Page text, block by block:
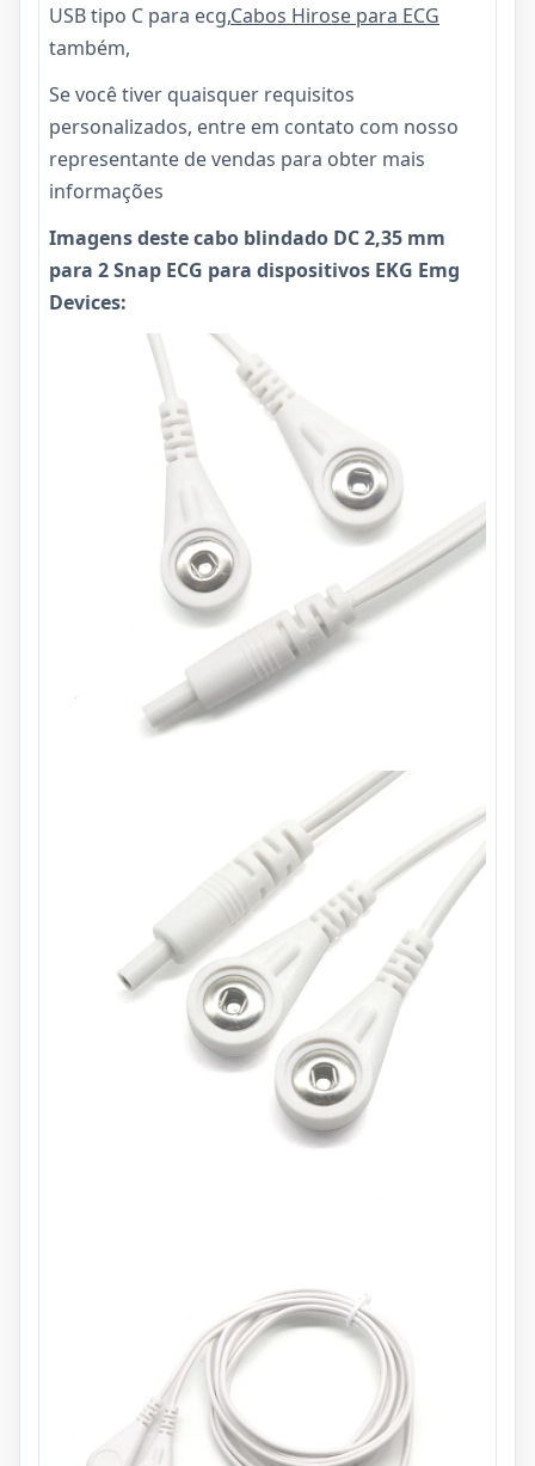
USB tipo C para ecg,Cabos Hirose para ECG
também,
Se você tiver quaisquer requisitos
personalizados, entre em contato com nosso
representante de vendas para obter mais
informações
Imagens deste cabo blindado DC 2,35 mm
para 2 Snap ECG para dispositivos EKG Emg
Devices: